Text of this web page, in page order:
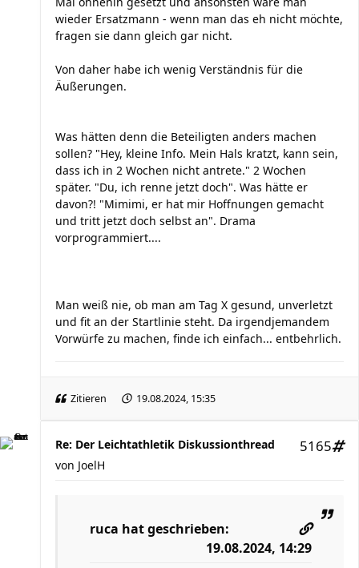
wieder Ersatzmann - wenn man das eh nicht möchte,
fragen sie dann gleich gar nicht.
Von daher habe ich wenig Verständnis für die
Äußerungen.
Was hätten denn die Beteiligten anders machen
sollen? "Hey, kleine Info. Mein Hals kratzt, kann sein,
dass ich in 2 Wochen nicht antrete." 2 Wochen
später. "Du, ich renne jetzt doch". Was hätte er
davon?! "Mimimi, er hat mir Hoffnungen gemacht
und tritt jetzt doch selbst an". Drama
vorprogrammiert....
Man weiß nie, ob man am Tag X gesund, unverletzt
und fit an der Startlinie steht. Da irgendjemandem
Vorwürfe zu machen, finde ich einfach... entbehrlich.
Zitieren 19.08.2024, 15:35
Re: Der Leichtathletik Diskussionthread 5165
von JoelH
ruca hat geschrieben:
19.08.2024, 14:29